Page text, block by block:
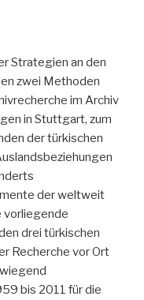
Strategien an den
zwei Methoden
im Archiv
in Stuttgart, zum
der türkischen
der weltweit
vorliegende
drei türkischen
Recherche vor Ort
bis 2011 für die